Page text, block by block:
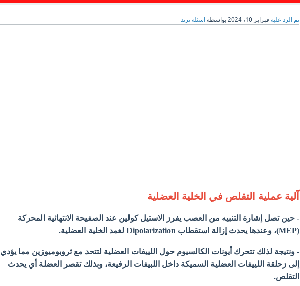
تم الرد عليه فبراير 10، 2024 بواسطة اسئلة ترند
آلية عملية التقلص في الخلية العضلية
- حين تصل إشارة التنبيه من العصب يفرز الاستيل كولين عند الصفيحة الانتهائية المحركة
(MEP)، وعندها يحدث إزالة استقطاب Dipolarization لغمد الخلية العضلية.
- ونتيجة لذلك تتحرك أيونات الكالسيوم حول اللييفات العضلية لتتحد مع ثروبوميوزين مما يؤدي
إلى زحلقة اللييفات العضلية السميكة داخل اللبيفات الرفيعة، وبذلك تقصر العضلة أي يحدث
التقلص.